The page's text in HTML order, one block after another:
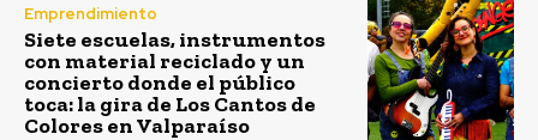
Emprendimiento
Siete escuelas, instrumentos
con material reciclado y un
concierto donde el público
toca: la gira de Los Cantos de
Colores en Valparaíso